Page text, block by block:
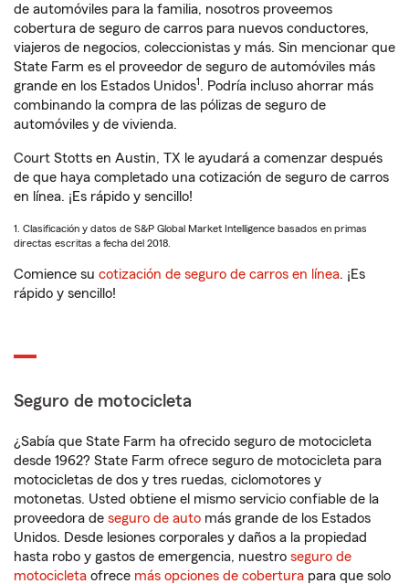
de automóviles para la familia, nosotros proveemos
cobertura de seguro de carros para nuevos conductores,
viajeros de negocios, coleccionistas y más. Sin mencionar que
State Farm es el proveedor de seguro de automóviles más
grande en los Estados Unidos1. Podría incluso ahorrar más
combinando la compra de las pólizas de seguro de
automóviles y de vivienda.
Court Stotts en Austin, TX le ayudará a comenzar después
de que haya completado una cotización de seguro de carros
en línea. ¡Es rápido y sencillo!
1. Clasificación y datos de S&P Global Market Intelligence basados en primas
directas escritas a fecha del 2018.
Comience su cotización de seguro de carros en línea. ¡Es
rápido y sencillo!
Seguro de motocicleta
¿Sabía que State Farm ha ofrecido seguro de motocicleta
desde 1962? State Farm ofrece seguro de motocicleta para
motocicletas de dos y tres ruedas, ciclomotores y
motonetas. Usted obtiene el mismo servicio confiable de la
proveedora de seguro de auto más grande de los Estados
Unidos. Desde lesiones corporales y daños a la propiedad
hasta robo y gastos de emergencia, nuestro seguro de
motocicleta ofrece más opciones de cobertura para que solo